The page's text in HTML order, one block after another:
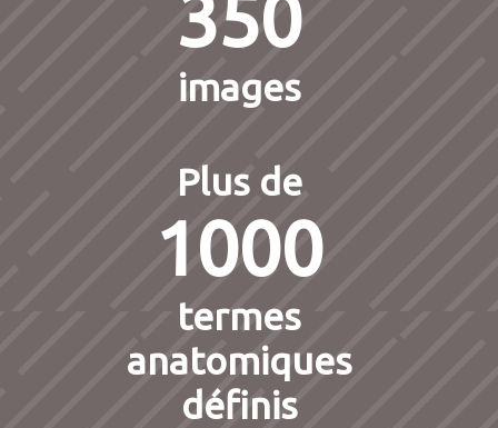
350
images
Plus de
1000
termes
anatomiques
définis